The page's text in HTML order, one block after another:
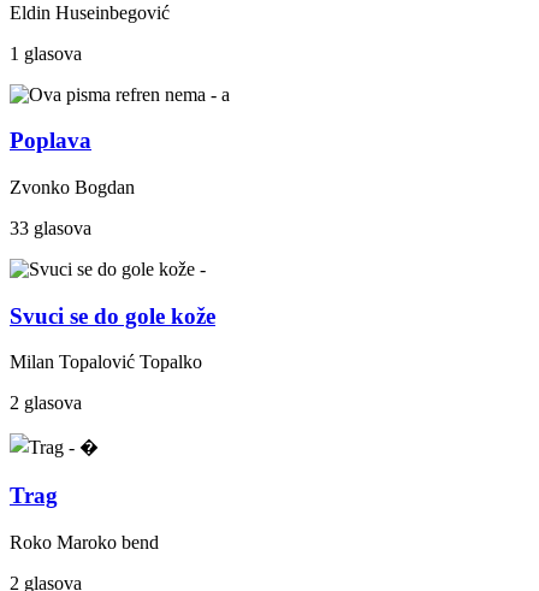
Eldin Huseinbegović
1 glasova
Poplava
Zvonko Bogdan
33 glasova
Svuci se do gole kože
Milan Topalović Topalko
2 glasova
Trag
Roko Maroko bend
2 glasova